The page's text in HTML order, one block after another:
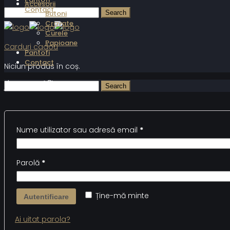
Contact
Carduri cadou
Niciun produs în coș.
Accesorii
Butoni
Cravate
Curele
Papioane
Pantofi
Contact
Autentificare
Nume utilizator sau adresă email *
Parolă *
Ține-mă minte
Autentificare
Ai uitat parola?